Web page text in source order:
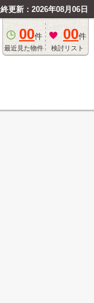
更新：2026年08月06日
00件
最近見た物件
00件
検討リスト